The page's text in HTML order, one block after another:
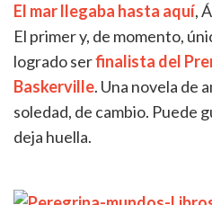
El mar llegaba hasta aquí,
El primer y, de momento,
logrado serfinalista del
Baskerville. Una novela de
soledad, de cambio. Puede
deja huella.